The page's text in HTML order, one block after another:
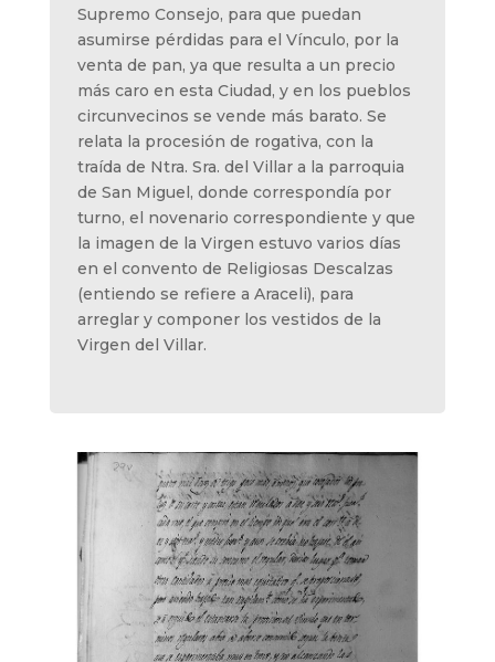
Supremo Consejo, para que puedan
asumirse pérdidas para el Vínculo, por la
venta de pan, ya que resulta a un precio
más caro en esta Ciudad, y en los pueblos
circunvecinos se vende más barato. Se
relata la procesión de rogativa, con la
traída de Ntra. Sra. del Villar a la parroquia
de San Miguel, donde correspondía por
turno, el novenario correspondiente y que
la imagen de la Virgen estuvo varios días
en el convento de Religiosas Descalzas
(entiendo se refiere a Araceli), para
arreglar y componer los vestidos de la
Virgen del Villar.